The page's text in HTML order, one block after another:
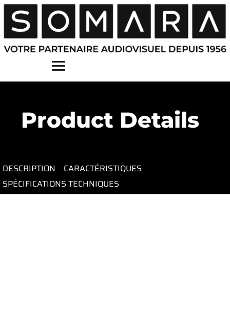
Product Details
DESCRIPTION
CARACTÉRISTIQUES
SPÉCIFICATIONS TECHNIQUES